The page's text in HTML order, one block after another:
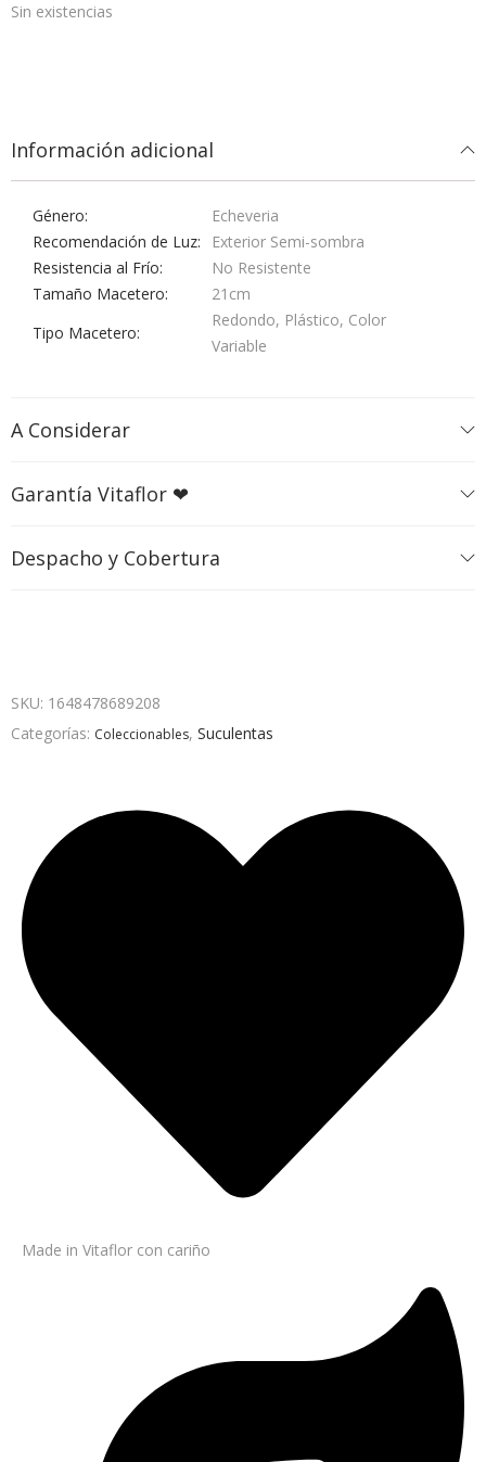
Sin existencias
Información adicional
Género
Echeveria
Recomendación de Luz
Exterior Semi-sombra
Resistencia al Frío
No Resistente
Tamaño Macetero
21cm
Tipo Macetero
Redondo, Plástico, Color
Variable
A Considerar
Garantía Vitaflor ❤
Despacho y Cobertura
SKU: 1648478689208
Categorías: Coleccionables, Suculentas
Made in Vitaflor con cariño